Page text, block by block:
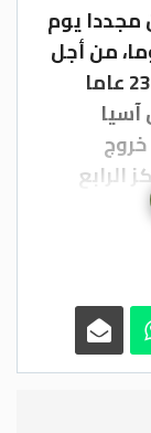
مجددا يوم
توقف استمرت 20 يوما، من أجل
منح الفرصة للمنتخب الوطني تحت 23 عاما
الرابع
أمس،
تأجيل
الدوري،